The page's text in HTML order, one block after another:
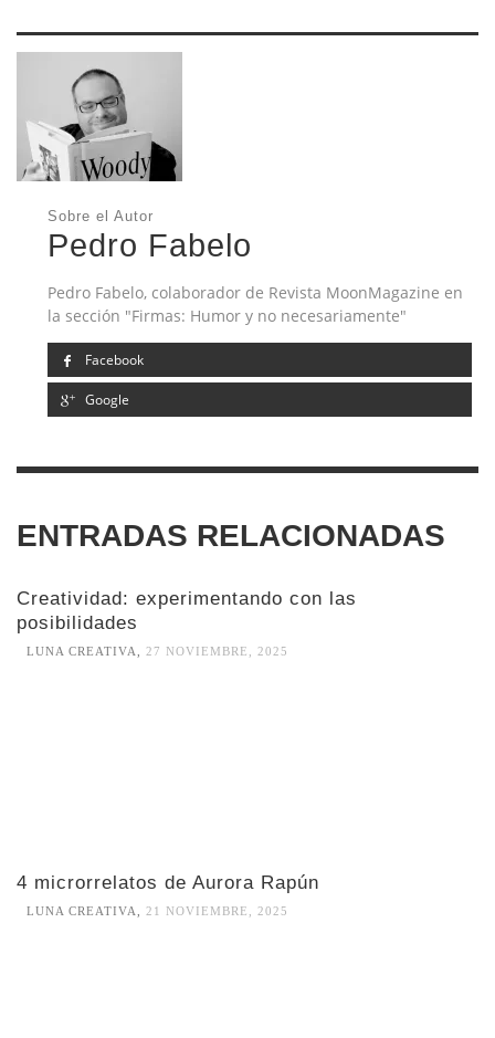
Sobre el Autor
Pedro Fabelo
Pedro Fabelo, colaborador de Revista MoonMagazine en
la sección "Firmas: Humor y no necesariamente"
Facebook
Google
ENTRADAS RELACIONADAS
Creatividad: experimentando con las
posibilidades
LUNA CREATIVA, 27 NOVIEMBRE, 2025
4 microrrelatos de Aurora Rapún
LUNA CREATIVA 21 NOVIEMBRE, 2025